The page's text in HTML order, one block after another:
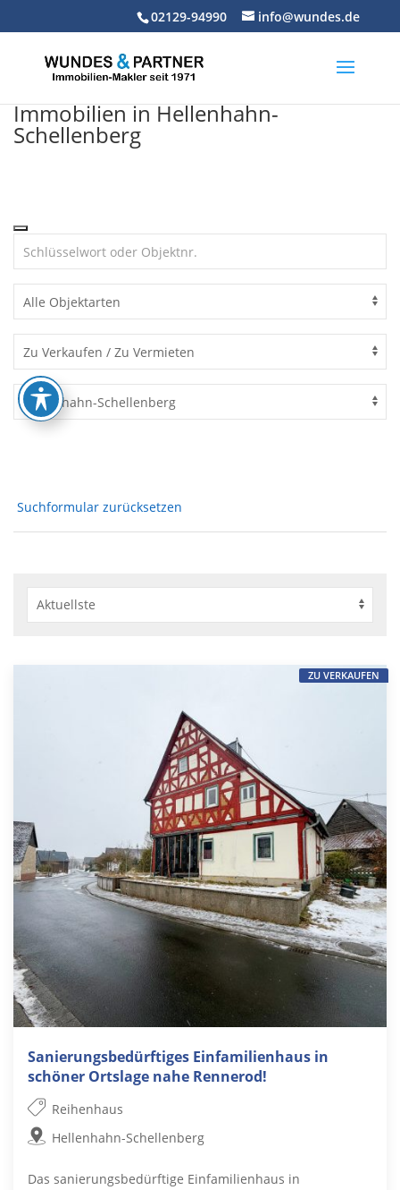
02129-94990 info@wundes.de
Immobilien in Hellenhahn-
Schellenberg
Suchformular zurücksetzen
Sanierungsbedürftiges Einfamilienhaus in
schöner Ortslage nahe Rennerod!
Reihenhaus
Hellenhahn-Schellenberg
Das sanierungsbedürftige Einfamilienhaus in
ZU VERKAUFEN